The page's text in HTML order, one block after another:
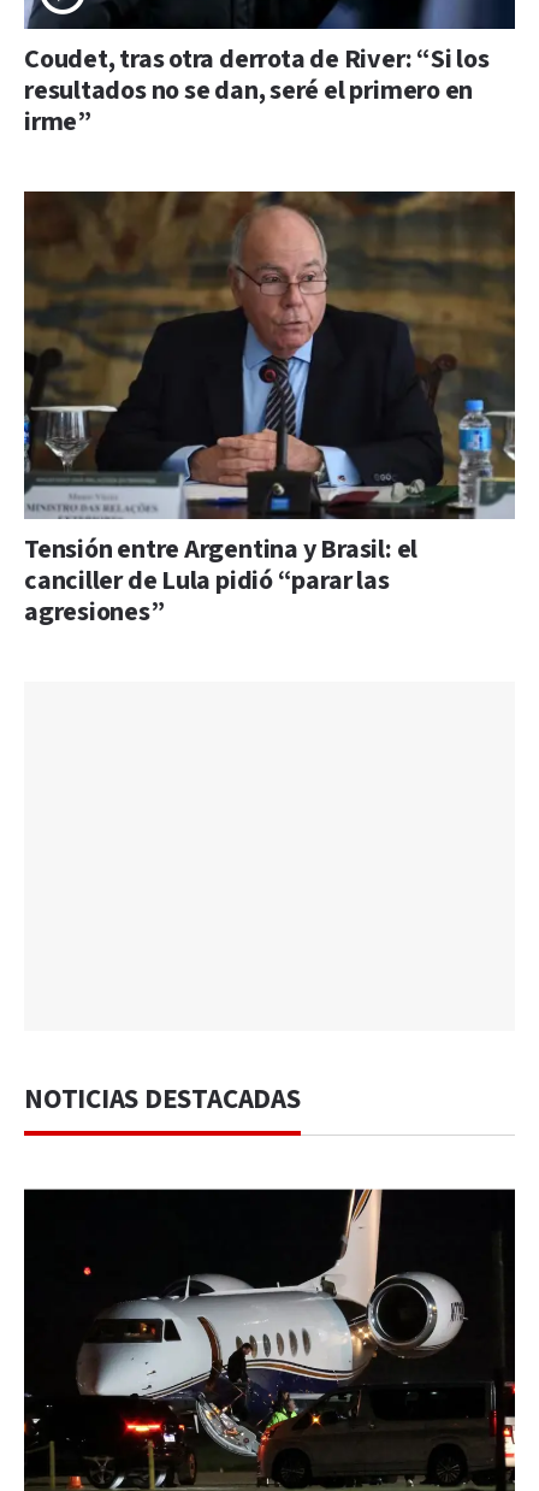
Coudet, tras otra derrota de River: “Si los
resultados no se dan, seré el primero en
irme”
Tensión entre Argentina y Brasil: el
canciller de Lula pidió “parar las
agresiones”
NOTICIAS DESTACADAS